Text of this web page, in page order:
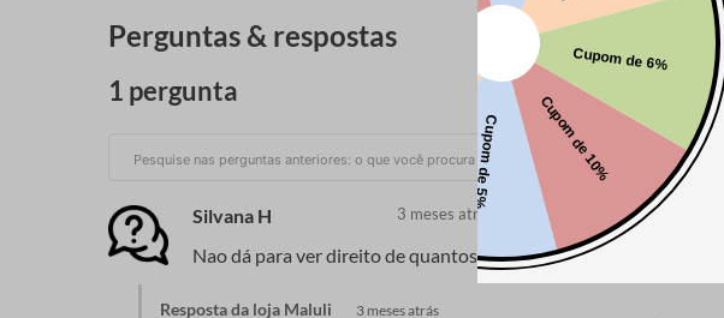
Perguntas & respostas
1 pergunta
Silvana H 3 meses atrás
Nao dá para ver direito de quantos mm é esta tela. Preciso de3mm
Resposta da loja Maluli 3 meses atrás